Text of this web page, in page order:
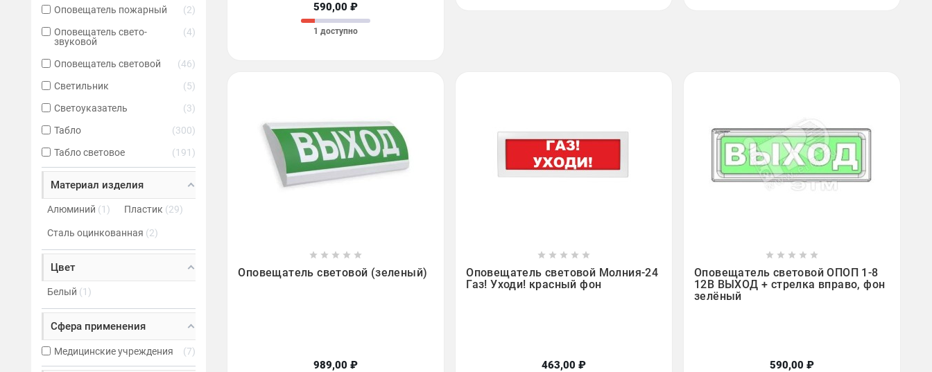
Оповещатель пожарный
2
Оповещатель свето-
звуковой
4
Оповещатель световой
46
Светильник
5
Светоуказатель
3
Табло
300
Табло световое
191
Материал изделия
Алюминий 1 Пластик 29
Сталь оцинкованная 2
Цвет
Белый 1
Сфера применения
Медицинские учреждения 7
590,00 ₽
1 доступно
    
Оповещатель световой (зеленый)
989,00 ₽
    
Оповещатель световой Молния-24
Газ! Уходи! красный фон
463,00 ₽
    
Оповещатель световой ОПОП 1-8
12В ВЫХОД + стрелка вправо, фон
зелёный
590,00 ₽